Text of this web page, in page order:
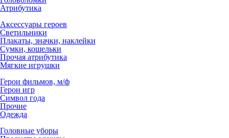
Атрибутика
Аксессуары героев
Светильники
Плакаты, значки, наклейки
Сумки, кошельки
Прочая атрибутика
Мягкие игрушки
Герои фильмов, м/ф
Герои игр
Символ года
Прочие
Одежда
Головные уборы